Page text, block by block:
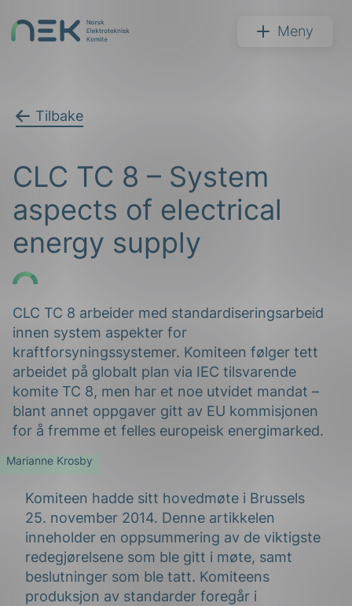
NEK Meny
Tilbake
CLC TC 8 – System
aspects of electrical
energy supply
CLC TC 8 arbeider med standardiseringsarbeid
innen system aspekter for
kraftforsyningssystemer. Komiteen følger tett
arbeidet på globalt plan via IEC tilsvarende
komite TC 8, men har et noe utvidet mandat –
blant annet oppgaver gitt av EU kommisjonen
for å fremme et felles europeisk energimarked.
Marianne Krosby
Komiteen hadde sitt hovedmøte i Brussels
25. november 2014. Denne artikkelen
inneholder en oppsummering av de viktigste
redegjørelsene som ble gitt i møte, samt
beslutninger som ble tatt. Komiteens
produksjon av standarder foregår i